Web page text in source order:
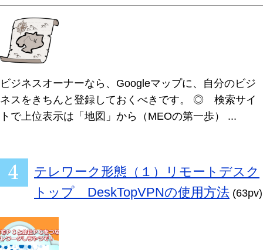
ビジネスオーナーなら、Googleマップに、自分のビジ
ネスをきちんと登録しておくべきです。 ◎ 検索サイ
トで上位表示は「地図」から（MEOの第一歩） ...
テレワーク形態（１）リモートデスク
トップ DeskTopVPNの使用方法 (63pv)